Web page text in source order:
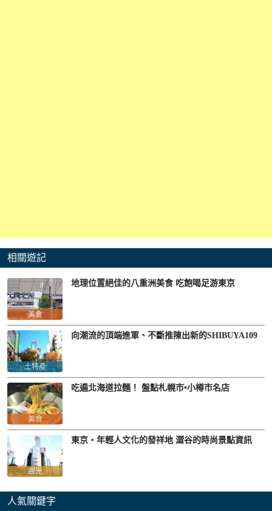
相關遊記
美食
地理位置絕佳的八重洲美食 吃飽喝足游東京
土特產
向潮流的頂端進軍、不斷推陳出新的SHIBUYA109
美食
吃遍北海道拉麵！ 盤點札幌市•小樽市名店
觀光
東京・年輕人文化的發祥地 澀谷的時尚景點資訊
人氣關鍵字